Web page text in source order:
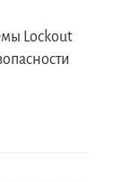
Lockout